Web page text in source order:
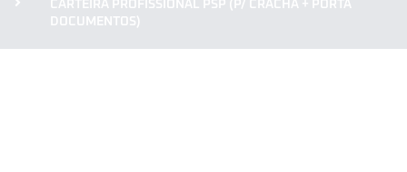
CARTEIRA PROFISSIONAL PSP (P/ CRACHÁ + PORTA
DOCUMENTOS)